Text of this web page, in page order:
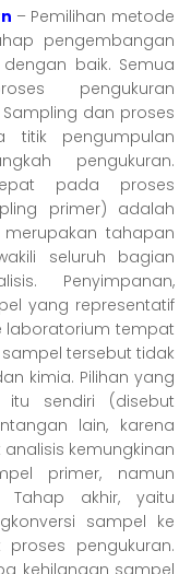
– Pemilihan metode
pengembangan
baik. Semua
pengukuran
dan proses
titik pengumpulan
pengukuran.
pada proses
primer) adalah
tahapan
seluruh bagian
Penyimpanan,
yang representatif
laboratorium tempat
tersebut tidak
kimia. Pilihan yang
sendiri (disebut
lain, karena
kemungkinan
primer, namun
Tahap akhir, yaitu
sampel ke
pengukuran.
kehilangan sampel